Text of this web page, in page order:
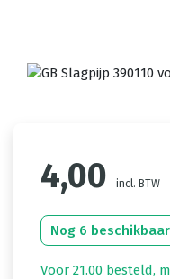
4,00 incl. BTW
Nog 6 beschikbaar
Voor 21.00 besteld,